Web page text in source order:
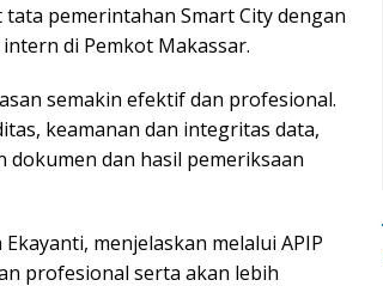
pemerintahan Smart City dengan
di Pemkot Makassar.
semakin efektif dan profesional.
keamanan dan integritas data,
dan hasil pemeriksaan
menjelaskan melalui APIP
profesional serta akan lebih